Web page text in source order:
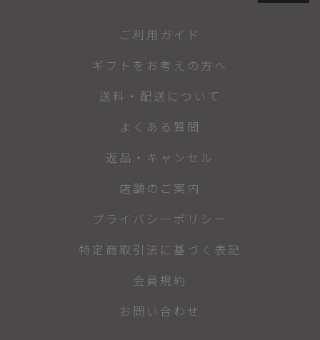
ご利用ガイド
ギフトをお考えの方へ
送料・配送について
よくある質問
返品・キャンセル
店舗のご案内
プライバシーポリシー
特定商取引法に基づく表記
会員規約
お問い合わせ